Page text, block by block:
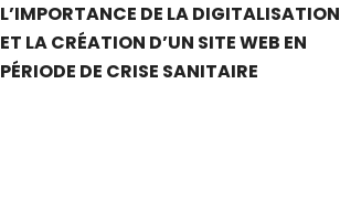
L’IMPORTANCE DE LA DIGITALISATION
ET LA CRÉATION D’UN SITE WEB EN
PÉRIODE DE CRISE SANITAIRE